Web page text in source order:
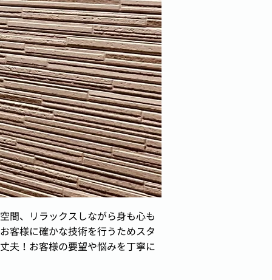
間、リラックスしながら身も心も
客様に確かな技術を行うためスタ
夫！お客様の要望や悩みを丁寧に